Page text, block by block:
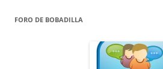
FORO DE BOBADILLA